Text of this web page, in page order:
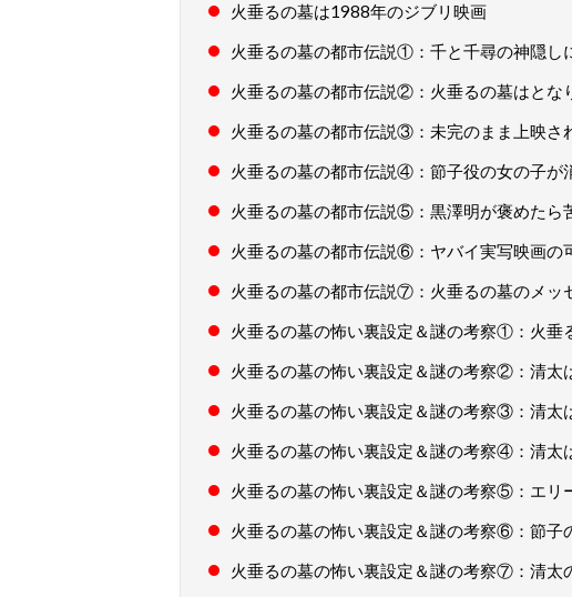
火垂るの墓は1988年のジブリ映画
火垂るの墓の都市伝説①：千と千尋の神隠し
火垂るの墓の都市伝説②：火垂るの墓はとな
火垂るの墓の都市伝説③：未完のまま上映さ
火垂るの墓の都市伝説④：節子役の女の子が
火垂るの墓の都市伝説⑤：黒澤明が褒めたら
火垂るの墓の都市伝説⑥：ヤバイ実写映画の
火垂るの墓の都市伝説⑦：火垂るの墓のメッ
火垂るの墓の怖い裏設定＆謎の考察①：火垂
火垂るの墓の怖い裏設定＆謎の考察②：清太
火垂るの墓の怖い裏設定＆謎の考察③：清太
火垂るの墓の怖い裏設定＆謎の考察④：清太
火垂るの墓の怖い裏設定＆謎の考察⑤：エリ
火垂るの墓の怖い裏設定＆謎の考察⑥：節子
火垂るの墓の怖い裏設定＆謎の考察⑦：清太